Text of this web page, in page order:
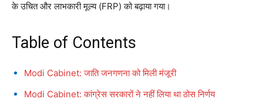
के उचित और लाभकारी मूल्य (FRP) को बढ़ाया गया।
Table of Contents
Modi Cabinet: जाति जनगणना को मिली मंजूरी
Modi Cabinet: कांग्रेस सरकारों ने नहीं लिया था ठोस निर्णय